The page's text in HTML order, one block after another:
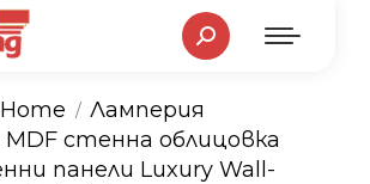
Search:
You are here:
Home
Ламперия
MDF стенна облицовка
панели Luxury Wall-